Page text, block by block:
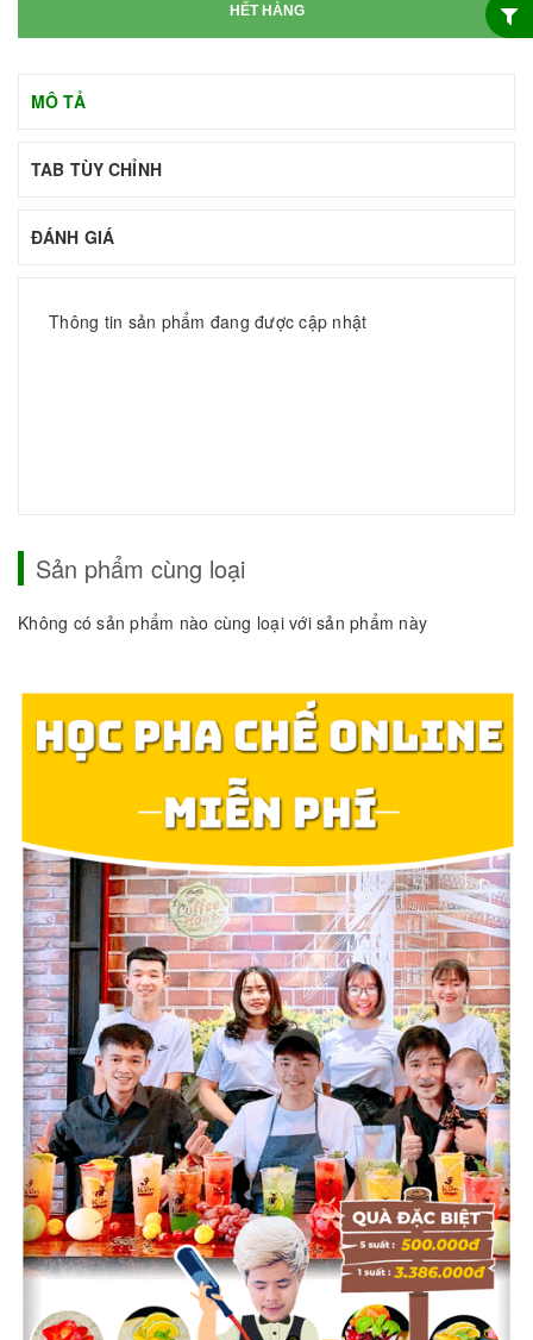
HẾT HÀNG
MÔ TẢ
TAB TÙY CHỈNH
ĐÁNH GIÁ
Thông tin sản phẩm đang được cập nhật
Sản phẩm cùng loại
Không có sản phẩm nào cùng loại với sản phẩm này